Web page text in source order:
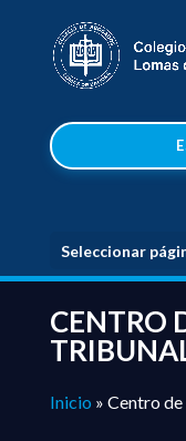
Seleccionar
CENTRO
Inicio » Centro